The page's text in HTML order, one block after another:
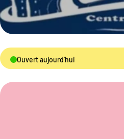
Ouvert aujourd'hui